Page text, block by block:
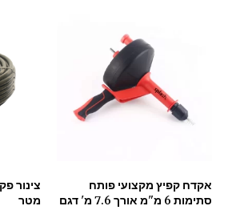
אקדח קפיץ מקצועי פותח
סתימות 6 מ"מ אורך 7.6 מ' דגם
מטר